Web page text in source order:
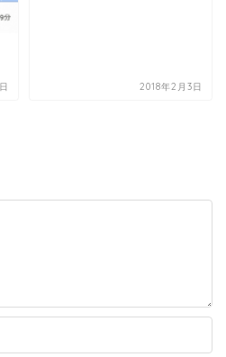
2018年2月3日